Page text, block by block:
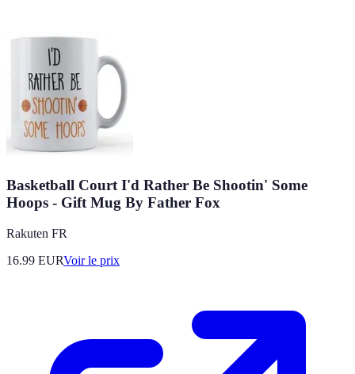
Basketball Court I'd Rather Be Shootin' Some
Hoops - Gift Mug By Father Fox
Rakuten FR
16.99 EURVoir le prix